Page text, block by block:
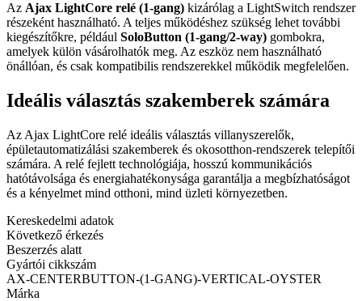
Az Ajax LightCore relé (1-gang) kizárólag a LightSwitch rendszer
részeként használható. A teljes működéshez szükség lehet további
kiegészítőkre, például SoloButton (1-gang/2-way) gombokra,
amelyek külön vásárolhatók meg. Az eszköz nem használható
önállóan, és csak kompatibilis rendszerekkel működik megfelelően.
Ideális választás szakemberek számára
Az Ajax LightCore relé ideális választás villanyszerelők,
épületautomatizálási szakemberek és okosotthon-rendszerek telepítői
számára. A relé fejlett technológiája, hosszú kommunikációs
hatótávolsága és energiahatékonysága garantálja a megbízhatóságot
és a kényelmet mind otthoni, mind üzleti környezetben.
Kereskedelmi adatok
Következő érkezés
Beszerzés alatt
Gyártói cikkszám
AX-CENTERBUTTON-(1-GANG)-VERTICAL-OYSTER
Márka